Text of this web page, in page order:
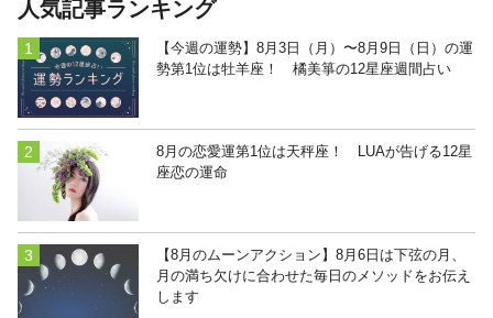
人気記事ランキング
【今週の運勢】8月3日（月）〜8月9日（日）の運
勢第1位は牡羊座！ 橘美箏の12星座週間占い
8月の恋愛運第1位は天秤座！ LUAが告げる12星
座恋の運命
【8月のムーンアクション】8月6日は下弦の月、
月の満ち欠けに合わせた毎日のメソッドをお伝え
します